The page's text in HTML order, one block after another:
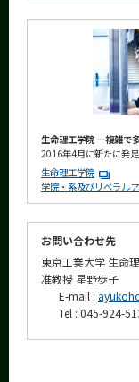
生命理工学院 ―複雑で
2016年4月に新たに発
生命理工学院
学院・系及びリベラル
お問い合わせ先
東京工業大学 生命
准教授 星野歩子
E-mail :
Tel : 045-924-